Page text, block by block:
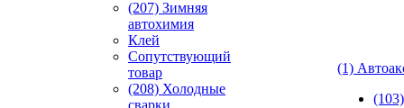
(207) Зимняя
автохимия
Клей
Сопутствующий
товар
(208) Холодные
сварки
(1)